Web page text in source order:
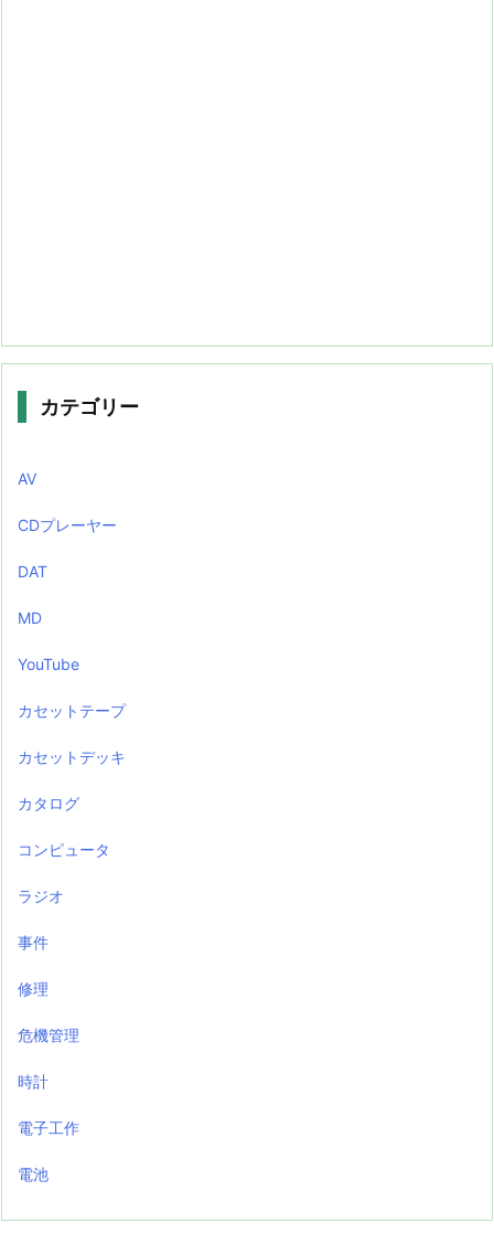
カテゴリー
AV
CDプレーヤー
DAT
MD
YouTube
カセットテープ
カセットデッキ
カタログ
コンピュータ
ラジオ
事件
修理
危機管理
時計
電子工作
電池